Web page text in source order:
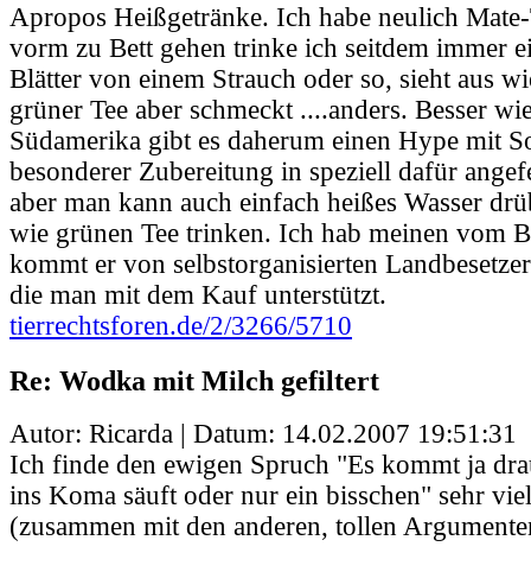
Apropos Heißgetränke. Ich habe neulich
vorm zu Bett gehen trinke ich seitdem immer
Blätter von einem Strauch oder so, sieht aus
grüner Tee aber schmeckt ....anders. Besser
Südamerika gibt es daherum einen Hype mit
besonderer Zubereitung in speziell dafür
aber man kann auch einfach heißes Wasser
wie grünen Tee trinken. Ich hab meinen vom
kommt er von selbstorganisierten
die man mit dem Kauf unterstützt.
tierrechtsforen.de/2/3266/5710
Re: Wodka mit Milch gefiltert
Autor: Ricarda | Datum: 14.02.2007 19:51:31
Ich finde den ewigen Spruch "Es kommt ja
ins Koma säuft oder nur ein bisschen" sehr
(zusammen mit den anderen, tollen